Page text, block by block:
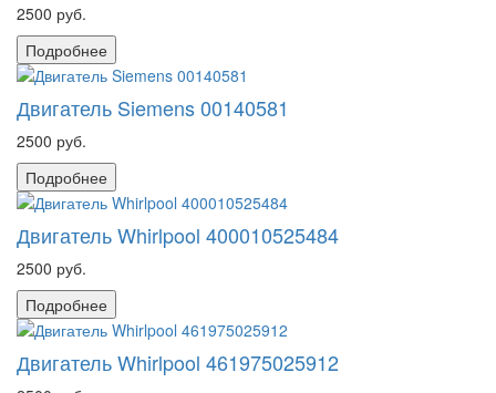
2500 руб.
Подробнее
Двигатель Siemens 00140581
2500 руб.
Подробнее
Двигатель Whirlpool 400010525484
2500 руб.
Подробнее
Двигатель Whirlpool 461975025912